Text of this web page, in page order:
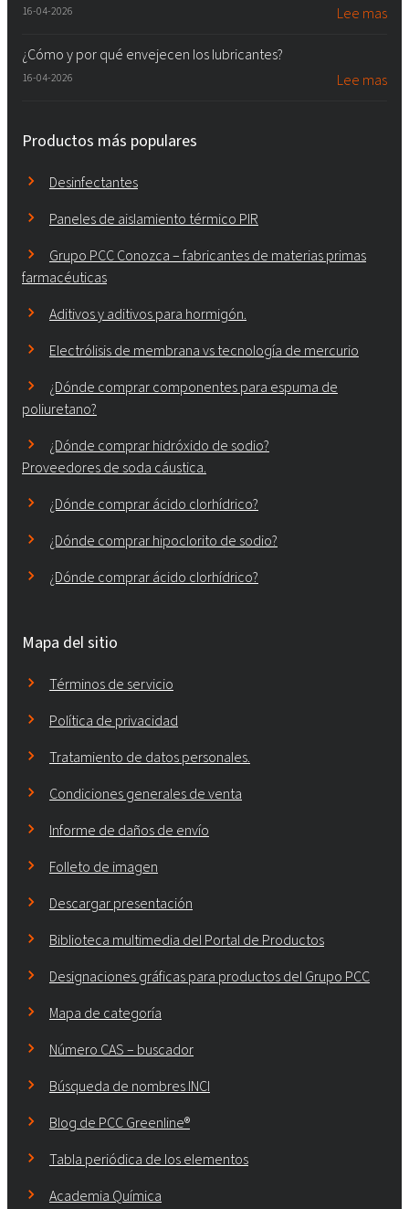
16-04-2026 Lee mas
¿Cómo y por qué envejecen los lubricantes?
16-04-2026 Lee mas
Productos más populares
Desinfectantes
Paneles de aislamiento térmico PIR
Grupo PCC Conozca – fabricantes de materias primas
farmacéuticas
Aditivos y aditivos para hormigón.
Electrólisis de membrana vs tecnología de mercurio
¿Dónde comprar componentes para espuma de
poliuretano?
¿Dónde comprar hidróxido de sodio?
Proveedores de soda cáustica.
¿Dónde comprar ácido clorhídrico?
¿Dónde comprar hipoclorito de sodio?
¿Dónde comprar ácido clorhídrico?
Mapa del sitio
Términos de servicio
Política de privacidad
Tratamiento de datos personales.
Condiciones generales de venta
Informe de daños de envío
Folleto de imagen
Descargar presentación
Biblioteca multimedia del Portal de Productos
Designaciones gráficas para productos del Grupo PCC
Mapa de categoría
Número CAS – buscador
Búsqueda de nombres INCI
Blog de PCC Greenline®
Tabla periódica de los elementos
Academia Química